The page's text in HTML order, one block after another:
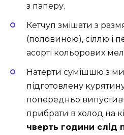
з паперу.
Кетчуп змішати з
(половиною), сіллю і
асорті кольорових
Натерти сумішшю з
підготовлену
попередньо
прибрати в холод на
чверть години слід